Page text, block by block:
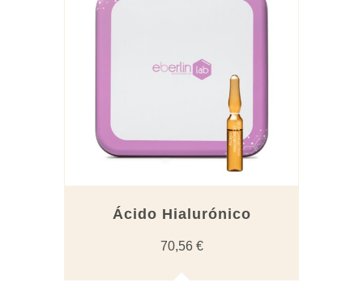
Ácido Hialurónico
70,56 €